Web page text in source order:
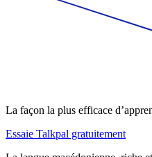
La façon la plus efficace
Essaie Talkpal gratuitement